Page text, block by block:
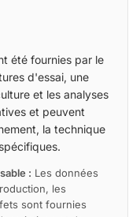
été fournies par le
d'essai, une
et les analyses
et peuvent
la technique
: Les données
les
sont fournies